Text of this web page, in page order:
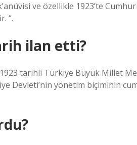
ve özellikle 1923’te
“.
ilan etti?
tarihli Türkiye Büyük Millet
Devleti’nin yönetim biçiminin